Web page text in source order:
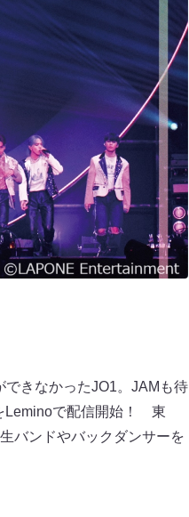
きなかったJO1。JAMも待
Leminoで配信開始！ 東
バンドやバックダンサーを